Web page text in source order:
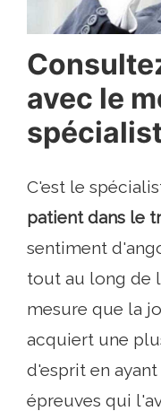
avec le
C'est le
patient dans le
sentiment
tout au long de
mesure que la
acquiert une
d'esprit en
épreuves qui